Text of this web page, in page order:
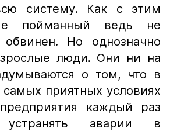
систему. Как с этим
пойманный ведь не
Но однозначно
люди. Они ни на
о том, что в
приятных условиях
каждый раз
устранять аварии в